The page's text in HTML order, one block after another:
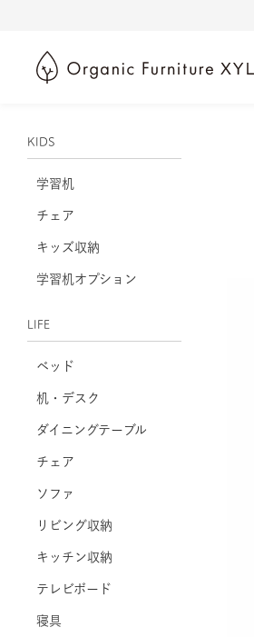
KIDS
学習机
チェア
キッズ収納
学習机オプション
LIFE
ベッド
机・デスク
ダイニングテーブル
チェア
ソファ
リビング収納
キッチン収納
テレビボード
寝具